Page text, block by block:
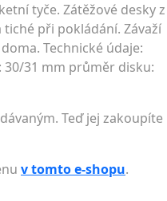
tyče. Zátěžové desky z
při pokládání. Závaží
Technické údaje:
31 mm průměr disku:
Teď jej zakoupíte
v tomto e-shopu.